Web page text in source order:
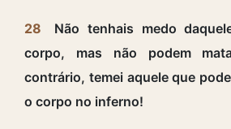
28
Não tenhais medo
corpo, mas não podem
contrário, temei aquele que
o corpo no inferno!